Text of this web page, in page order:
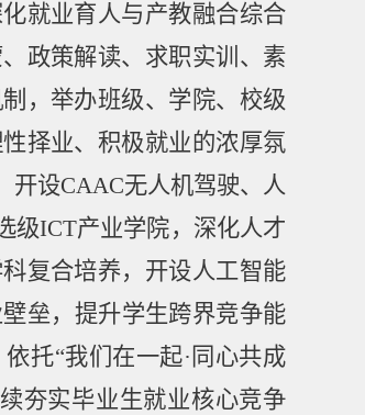
就业育人与产教融合综合
政策解读、求职实训、素
，举办班级、学院、校级
择业、积极就业的浓厚氛
开设CAAC无人机驾驶、人
级ICT产业学院，深化人才
复合培养，开设人工智能
垒，提升学生跨界竞争能
依托“我们在一起· 同心共成
夯实毕业生就业核心竞争